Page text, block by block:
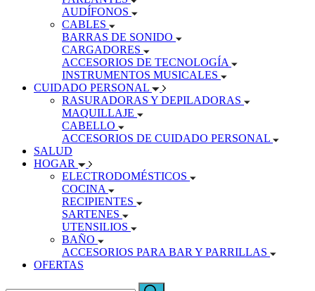
AUDÍFONOS
CABLES
BARRAS DE SONIDO
CARGADORES
ACCESORIOS DE TECNOLOGÍA
INSTRUMENTOS MUSICALES
CUIDADO PERSONAL
RASURADORAS Y DEPILADORAS
MAQUILLAJE
CABELLO
ACCESORIOS DE CUIDADO PERSONAL
SALUD
HOGAR
ELECTRODOMÉSTICOS
COCINA
RECIPIENTES
SARTENES
UTENSILIOS
BAÑO
ACCESORIOS PARA BAR Y PARRILLAS
OFERTAS